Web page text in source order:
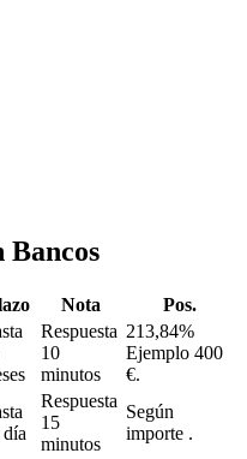
Bancos
Nota Pos.
Respuesta
10
minutos
213,84%
Ejemplo 400
€.
día
Respuesta
15
minutos
Según
importe .